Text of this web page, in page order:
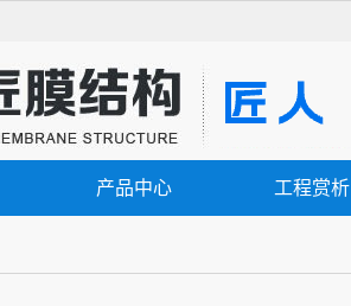
产品中心 工程赏析